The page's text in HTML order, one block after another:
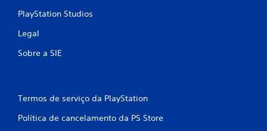
a
n
e
PlayStation Studios
Legal
Sobre a SIE
Termos de serviço da PlayStation
Política de cancelamento da PS Store